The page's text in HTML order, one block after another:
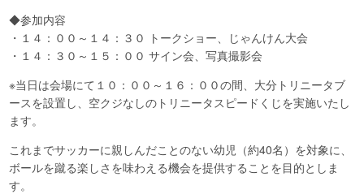
◆参加内容
・１４：００～１４：３０ トークショー、じゃんけん大会
・１４：３０～１５：００ サイン会、写真撮影会
※当日は会場にて１０：００～１６：００の間、大分トリニータブ
ースを設置し、空クジなしのトリニータスピードくじを実施いたし
ます。
これまでサッカーに親しんだことのない幼児（約40名）を対象に、
ボールを蹴る楽しさを味わえる機会を提供することを目的としま
す。